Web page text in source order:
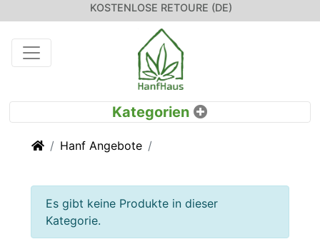
KOSTENLOSE RETOURE (DE)
Startseite
Hanf Angebote
Es gibt keine Produkte in dieser
Kategorie.